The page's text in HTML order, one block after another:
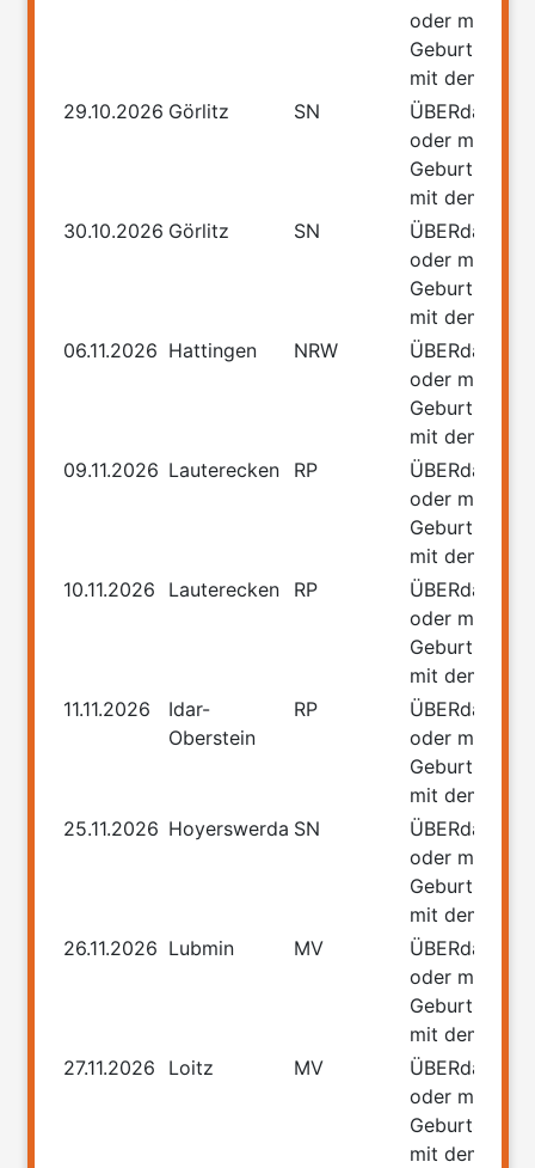
oder meine
Geburtstage
mit dem
29.10.2026 Görlitz SN
oder meine
Geburtstage
mit dem
30.10.2026 Görlitz SN
oder meine
Geburtstage
mit dem
06.11.2026 Hattingen NRW
oder meine
Geburtstage
mit dem
09.11.2026 Lauterecken RP
oder meine
Geburtstage
mit dem
10.11.2026
Lauterecken RP
oder meine
Geburtstage
mit dem
11.11.2026
Idar-
Oberstein
RP
oder meine
Geburtstage
mit dem
25.11.2026 Hoyerswerda SN
oder meine
Geburtstage
mit dem
26.11.2026 Lubmin MV
oder meine
Geburtstage
mit dem
27.11.2026
Loitz MV
oder meine
Geburtstage
mit dem